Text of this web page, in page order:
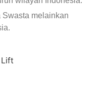
Swasta melainkan